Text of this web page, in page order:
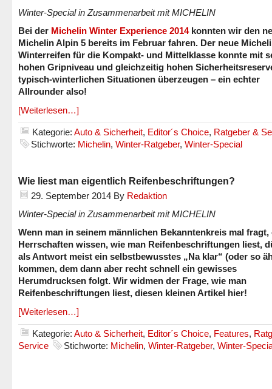
Winter-Special in Zusammenarbeit mit MICHELIN
Bei der Michelin Winter Experience 2014konnten wir den
Michelin Alpin 5 bereits im Februar fahren. Der neue
Winterreifen für die Kompakt- und Mittelklasse konnte mit
hohen Gripniveau und gleichzeitig hohen
typisch-winterlichen Situationen überzeugen – ein echter
Allrounder also!
[Weiterlesen…]
Kategorie: Auto & Sicherheit, Editor´s Choice, Ratgeber &
Stichworte: Michelin, Winter-Ratgeber, Winter-Special
Wie liest man eigentlich Reifenbeschriftungen?
29. September 2014 By Redaktion
Winter-Special in Zusammenarbeit mit MICHELIN
Wenn man in seinem männlichen Bekanntenkreis mal fragt,
Herrschaften wissen, wie man Reifenbeschriftungen liest,
als Antwort meist ein selbstbewusstes „Na klar“ (oder so
kommen, dem dann aber recht schnell ein gewisses
Herumdrucksen folgt. Wir widmen der Frage, wie man
Reifenbeschriftungen liest, diesen kleinen Artikel hier!
[Weiterlesen…]
Kategorie: Auto & Sicherheit, Editor´s Choice, Features,
Service
Stichworte: Michelin, Winter-Ratgeber, Winter-